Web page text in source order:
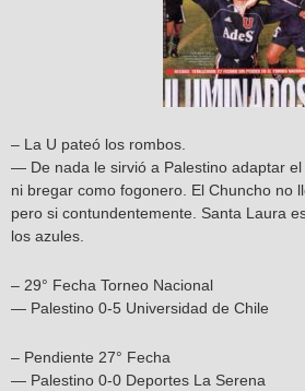
– La U pateó los rombos.
— De nada le sirvió a Palestino adaptar
ni bregar como fogonero. El Chuncho no
pero si contundentemente. Santa Laura
los azules.
– 29° Fecha Torneo Nacional
— Palestino 0-5 Universidad de Chile
– Pendiente 27° Fecha
— Palestino 0-0 Deportes La Serena